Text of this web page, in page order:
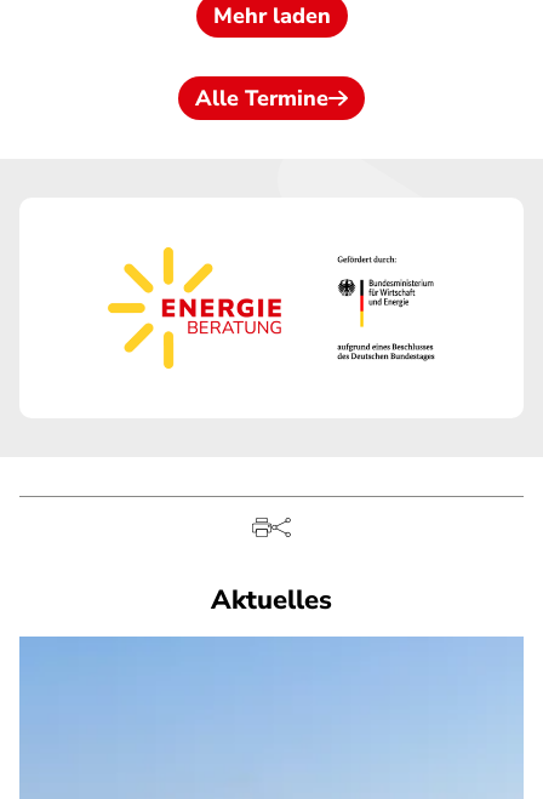
Mehr laden
Alle Termine
Aktuelles